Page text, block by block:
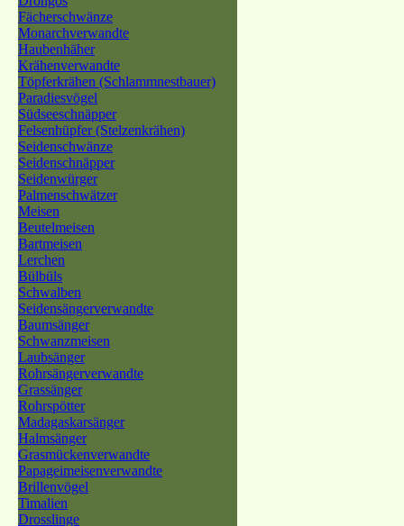
Fächerschwänze
Monarchverwandte
Haubenhäher
Krähenverwandte
Töpferkrähen (Schlammnestbauer)
Paradiesvögel
Südseeschnäpper
Felsenhüpfer (Stelzenkrähen)
Seidenschwänze
Seidenschnäpper
Seidenwürger
Palmenschwätzer
Meisen
Beutelmeisen
Bartmeisen
Lerchen
Bülbüls
Schwalben
Seidensängerverwandte
Baumsänger
Schwanzmeisen
Laubsänger
Rohrsängerverwandte
Grassänger
Rohrspötter
Madagaskarsänger
Halmsänger
Grasmückenverwandte
Papageimeisenverwandte
Brillenvögel
Timalien
Drosslinge